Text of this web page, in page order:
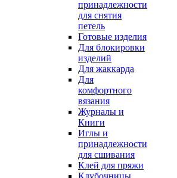
принадлежности
для снятия
петель
Готовые изделия
Для блокировки
изделий
Для жаккарда
Для
комфортного
вязания
Журналы и
Книги
Иглы и
принадлежности
для сшивания
Клей для пряжи
Клубочницы